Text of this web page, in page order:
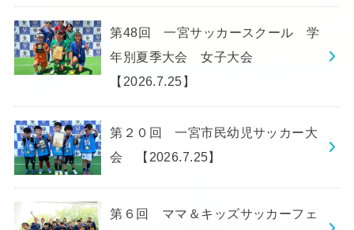
第48回 一宮サッカースクール 学
年別夏季大会 女子大会
【2026.7.25】
第２０回 一宮市民幼児サッカー大
会 【2026.7.25】
第６回 ママ＆キッズサッカーフェ